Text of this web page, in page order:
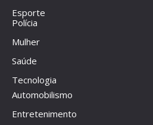
Esporte
Polícia
Mulher
Saúde
Tecnologia
Automobilismo
Entretenimento